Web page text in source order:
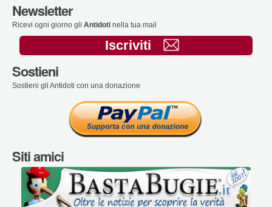
Newsletter
Ricevi ogni giorno gli Antidoti nella tua mail
Iscriviti
Sostieni
Sostieni gli Antidoti con una donazione
Siti amici